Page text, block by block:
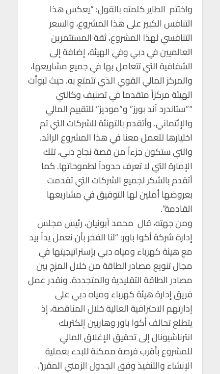
واختتم الطاير كلمته بالقول: “يعكس هذا
التنافس الكبير على هذا المشروع، والسعر
التنافسي لهذا المشروع، ثقة المستثمرين
العالميين في دبي وفي الهيئة، إضافة إلى
الشفافية التي تتعامل بها في جميع مشاريعها،
والمركز المالي القوي الذي تتمتع به، حيث تبوأت
الهيئة مركزاً متقدما في تصنيف وكالتي
“”ستاندرد آند بورز” و”موديز” للتقييم المالي
والإئتماني. وأتقدم بالتهنئة للشركات التي تم
اختيارها للعمل معنا في هذا المشروع الرائد،
والتي ستكون جزءاً من قصة نجاح دبي، تلك
الإمارة التي لا تعرف حدوداً لطموحاتها. كما
أتقدم بالشكر لجميع الشركات التي تقدمت
بعروضها أملين لها التوفيق في مشاريعها
القادمة”.
ومن جهته، قال محمد أبونيان، رئيس مجلس
إدارة شركة أكوا باور: “لنا الفخر بأن نعمل يداً بيد
مع هيئة كهرباء ومياه دبي بإستراتيجيتها في
مجال تنويع مصادر الطاقة من خلال المزج بين
مصادر الطاقة التقليدية والمتجددة. ونقدر عمل
فريق إدارة هيئة كهرباء ومياه دبي على
إدارتهم الاحترافية العالية خلال المناقصة، إذ
يتطلع تحالف أكوا باور وهاربين إلكتريك
انترناشيونال إلى تحقيق الإغلاق المالي
للمشروع بأقرب فرصة ممكنة للبدء بعملية
الإنشاء والتنفيذ وفق الجدول الزمني المقرر”.